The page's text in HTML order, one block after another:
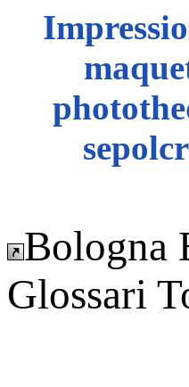
Bologna
Glossari